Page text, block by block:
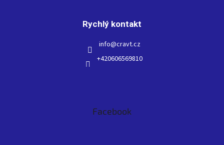
Rychlý kontakt
info@cravt.cz
+420606569810
Facebook